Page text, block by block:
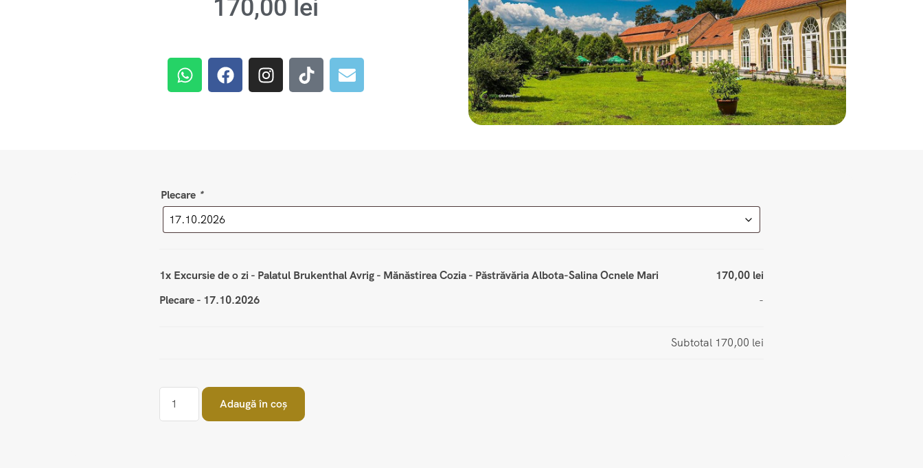
170,00 lei
Plecare *
1x Excursie de o zi - Palatul Brukenthal Avrig - Mănăstirea Cozia - Păstrăvăria Albota-Salina Ocnele Mari
170,00 lei
Plecare- 17.10.2026 -
Subtotal 170,00 lei
Adaugă în coș